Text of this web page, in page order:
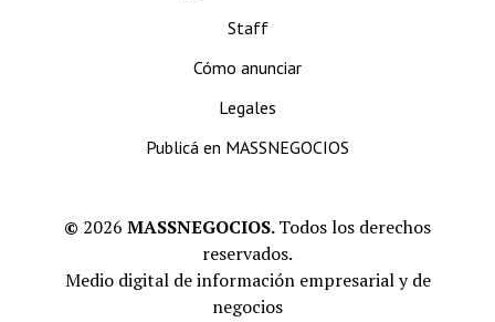
Staff
Cómo anunciar
Legales
Publicá en MASSNEGOCIOS
© 2026 MASSNEGOCIOS.Todos los derechos
reservados.
Medio digital de información empresarial y de
negocios